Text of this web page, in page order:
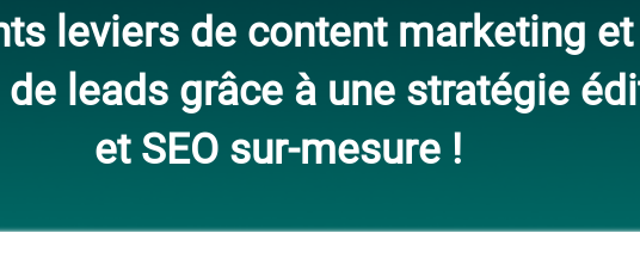
leviers de content marketing
leads grâce à une stratégie
et SEO sur-mesure !